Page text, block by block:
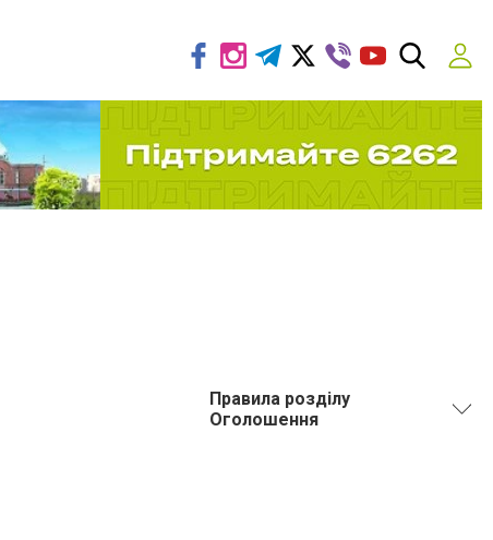
Правила розділу
Оголошення